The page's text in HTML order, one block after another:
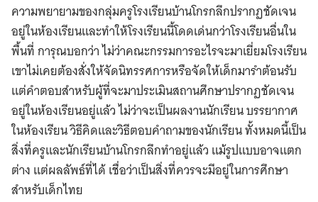
ความพยายามของกลุ่มครูโรงเรียนบ้านโกรกลึกปรากฏชัดเจน
อยู่ในห้องเรียนและทำให้โรงเรียนนี้โดดเด่นกว่าโรงเรียนอื่นใน
พื้นที่ การุณบอกว่า ไม่ว่าคณะกรรมการอะไรจะมาเยี่ยมโรงเรียน
เขาไม่เคยต้องสั่งให้จัดนิทรรศการหรือจัดให้เด็กมารำต้อนรับ
แต่คำตอบสำหรับผู้ที่จะมาประเมินสถานศึกษาปรากฏชัดเจน
อยู่ในห้องเรียนอยู่แล้ว ไม่ว่าจะเป็นผลงานนักเรียน บรรยากาศ
ในห้องเรียน วิธีคิดและวิธีตอบคำถามของนักเรียน ทั้งหมดนี้เป็น
สิ่งที่ครูและนักเรียนบ้านโกรกลึกทำอยู่แล้ว แม้รูปแบบอาจแตก
ต่าง แต่ผลลัพธ์ที่ได้ เชื่อว่าเป็นสิ่งที่ควรจะมีอยู่ในการศึกษา
สำหรับเด็กไทย